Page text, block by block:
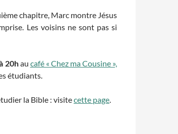
chapitre, Marc montre Jésus
Les voisins ne sont pas si
20hau café « Chez ma Cousine »,
étudiants.
la Bible : visitecette page.